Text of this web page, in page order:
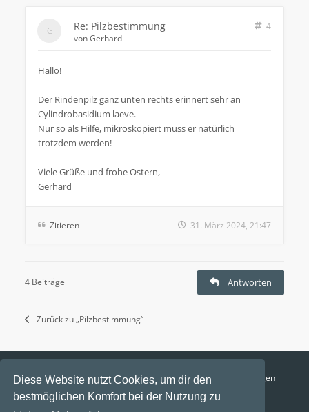
Diese Website nutzt Cookies, um dir den
bestmöglichen Komfort bei der Nutzung zu
Re: Pilzbestimmung
4
vonGerhard
Hallo!
Der Rindenpilz ganz unten rechts erinnert sehr an
Cylindrobasidium laeve.
Nur so als Hilfe, mikroskopiert muss er natürlich
trotzdem werden!
Viele Grüße und frohe Ostern,
Gerhard
Zitieren 31. März 2024, 21:47
4 Beiträge Antworten
Zurück zu „Pilzbestimmung“
Funga Austria FAQ Datenschutz
Nutzungsbedingungen
Alle Zeiten sind UTC+02:00